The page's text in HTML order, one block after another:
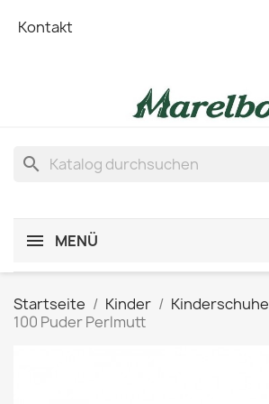
Kontakt
search
MENÜ
Startseite Kinder Kinderschuhe
100 Puder Perlmutt